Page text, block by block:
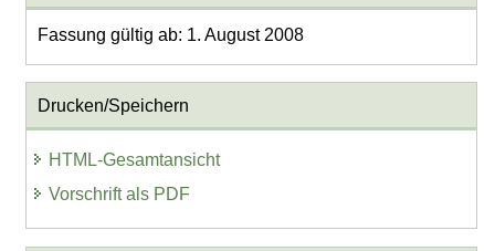
Fassung gültig ab: 1. August 2008
Drucken/Speichern
HTML-Gesamtansicht
Vorschrift als PDF